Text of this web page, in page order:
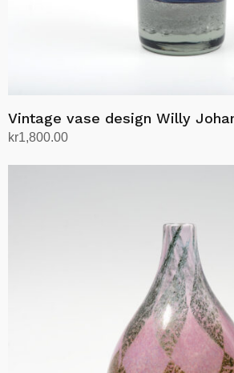
Vintage vase design Willy
kr1,800.00